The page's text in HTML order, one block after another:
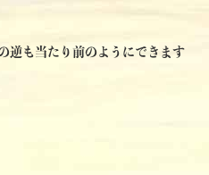
逆も当たり前のようにできます